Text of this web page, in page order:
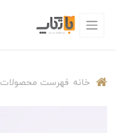
خانه فهرست محصولات